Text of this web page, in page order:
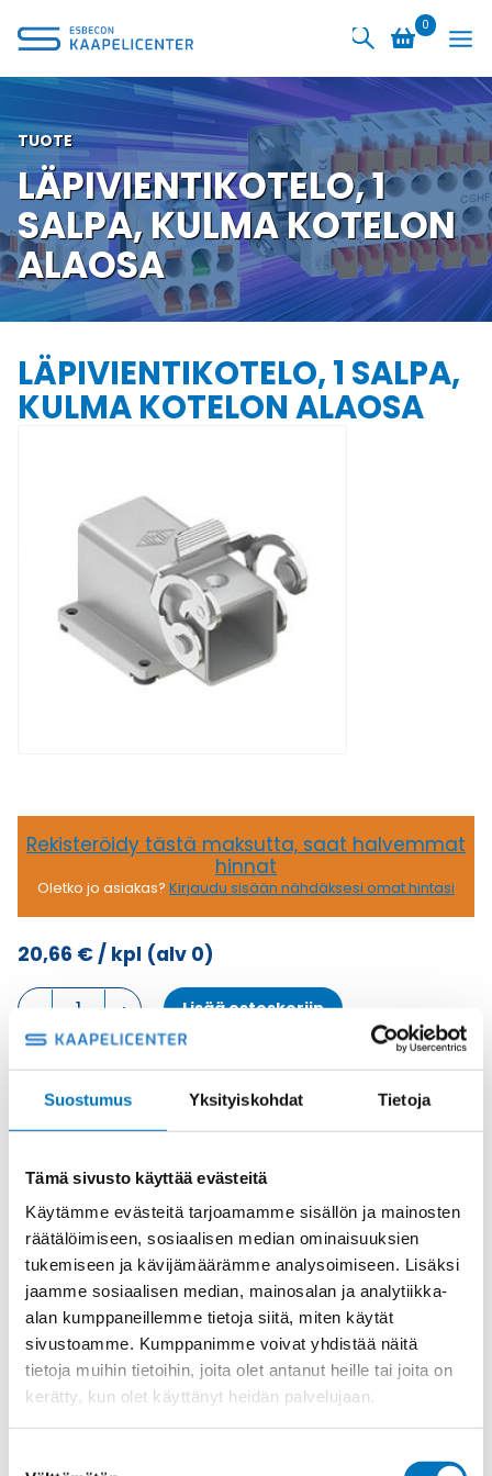
Suostumus Yksityiskohdat Tietoja
Tämä sivusto käyttää evästeitä
Käytämme evästeitä tarjoamamme sisällön ja mainosten
räätälöimiseen, sosiaalisen median ominaisuuksien
tukemiseen ja kävijämäärämme analysoimiseen. Lisäksi
jaamme sosiaalisen median, mainosalan ja analytiikka-
alan kumppaneillemme tietoja siitä, miten käytät
sivustoamme. Kumppanimme voivat yhdistää näitä
tietoja muihin tietoihin, joita olet antanut heille tai joita on
kerätty, kun olet käyttänyt heidän palvelujaan.
sisältöön
0
TUOTE
LÄPIVIENTIKOTELO, 1
SALPA, KULMA KOTELON
ALAOSA
LÄPIVIENTIKOTELO, 1 SALPA,
KULMA KOTELON ALAOSA
Rekisteröidy tästä maksutta, saat halvemmat
hinnat
Oletko jo asiakas? Kirjaudu sisään nähdäksesi omat hintasi
20,66 €/ kpl (alv 0)
LÄPIVIENTIKOTELO,
SALPA,
KULMA
ALAOSA
määrä
Lisää ostoskoriin
Metalli
Toimitusaika: 1-7 päivää
Toimituskulut 35kg:n asti 25€.
Yli 35kg:n toimituskulut toteutuneiden kulujen mukaan.
Valmistaja
ILME S.p.A
Koko
size "21.21"
Materiaali
Metalli
IP-luokka